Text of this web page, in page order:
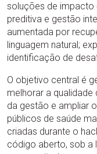
soluções de
preditiva e gestão
aumentada por
linguagem natural;
identificação de
O objetivo central é
melhorar a
da gestão e ampliar
públicos de saúde
criadas durante o
código aberto, sob a